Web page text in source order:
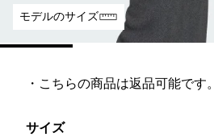
モデルのサイズ
・こちらの商品は返品可能です。
サイズ